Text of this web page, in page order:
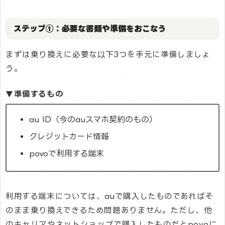
ステップ①：必要な書類や準備をおこなう
まずは乗り換えに必要な以下3つを手元に準備しましょ
う。
▼準備するもの
au ID（今のauスマホ契約のもの）
クレジットカード情報
povoで利用する端末
利用する端末については、auで購入したものであればそ
のまま乗り換えできるため問題ありません。ただし、他